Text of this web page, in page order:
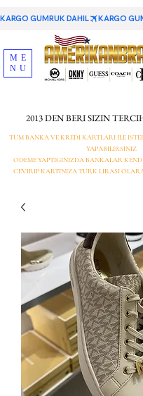
KARGO GUMRUK DAHIL
2013 DEN BERI SIZIN
TUM BANKA VE KREDI KARTLARI ILE
YAPABILIRSINIZ
ODEME YAPTIGINIZDA BANKALAR
CEVIRIP KARTINIZA TURK LIRASI
ME
NU